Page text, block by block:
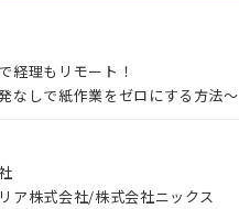
経理もリモート！
なしで紙作業をゼロにする方法～
ア株式会社/株式会社ニックス